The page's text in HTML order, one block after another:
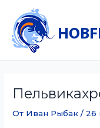
содержимому
От Иван Рыбак/ 26